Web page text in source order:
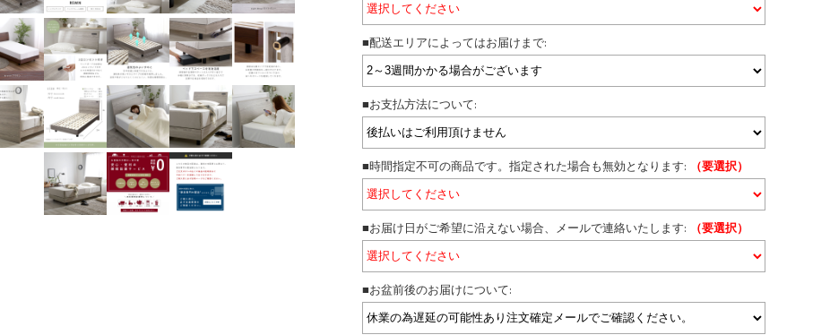
■配送エリアによってはお届けまで:
■お支払方法について:
■時間指定不可の商品です。指定された場合も無効となります: （要選択）
■お届け日がご希望に沿えない場合、メールで連絡いたします: （要選択）
■お盆前後のお届けについて: